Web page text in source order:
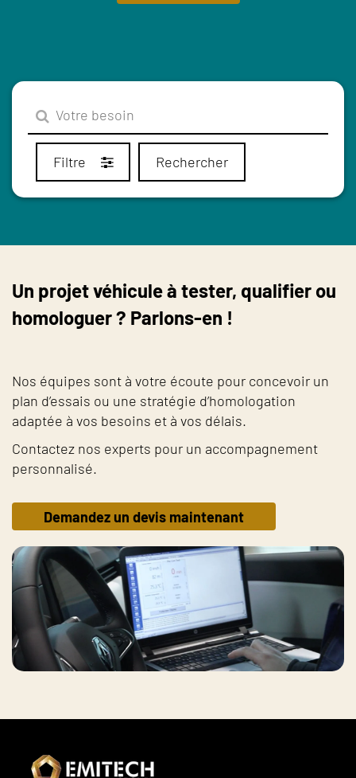
Filtre Rechercher
Un projet véhicule à tester, qualifier ou
homologuer ? Parlons-en !
Nos équipes sont à votre écoute pour concevoir un
plan d’essais ou une stratégie d’homologation
adaptée à vos besoins et à vos délais.
Contactez nos experts pour un accompagnement
personnalisé.
Demandez un devis maintenant